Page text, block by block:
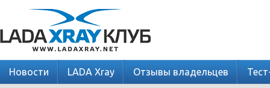
Новости LADA Xray Отзывы владельцев